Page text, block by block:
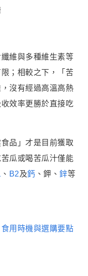
維與多種維生素等
；相較之下，「苦
沒有經過高溫高熱
效率更勝於直接吃
品」才是目前獲取
瓜或喝苦瓜汁僅能
、 B2 及鈣 、鉀、 鋅等
用時機與選購要點